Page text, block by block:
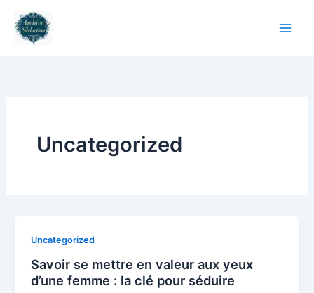
contenu
Uncategorized
Uncategorized
Savoir se mettre en valeur aux yeux
d’une femme : la clé pour séduire